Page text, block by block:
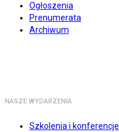
Ogłoszenia
Prenumerata
Archiwum
NASZE WYDARZENIA
Szkolenia i konferencje